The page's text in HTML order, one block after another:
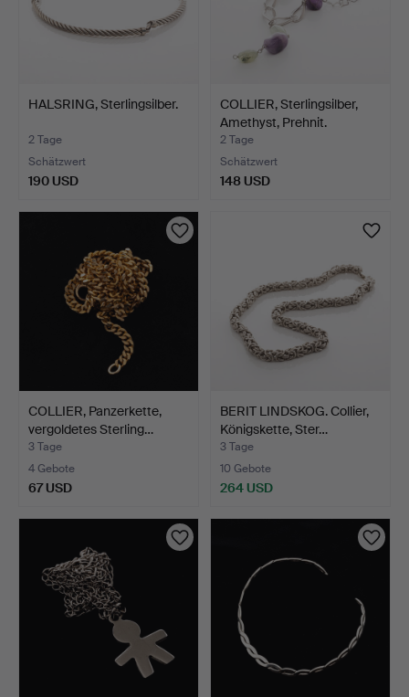
HALSRING, Sterlingsilber.
2 Tage
Schätzwert
190 USD
COLLIER, Sterlingsilber,
Amethyst, Prehnit.
2 Tage
Schätzwert
148 USD
COLLIER, Panzerkette,
vergoldetes Sterling…
3 Tage
4 Gebote
67 USD
BERIT LINDSKOG. Collier,
Königskette, Ster…
3 Tage
10 Gebote
264 USD